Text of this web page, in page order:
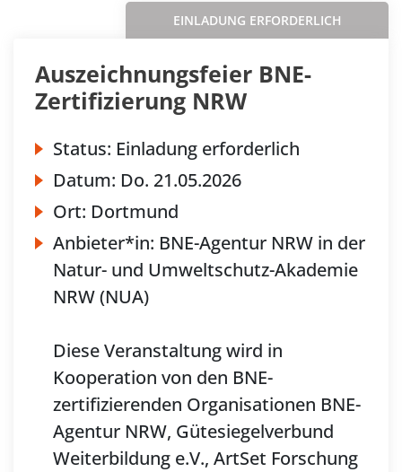
EINLADUNG ERFORDERLICH
Auszeichnungsfeier BNE-
Zertifizierung NRW
Status: Einladung erforderlich
Datum: Do. 21.05.2026
Ort: Dortmund
Anbieter*in: BNE-Agentur NRW in der
Natur- und Umweltschutz-Akademie
NRW (NUA)
Diese Veranstaltung wird in
Kooperation von den BNE-
zertifizierenden Organisationen BNE-
Agentur NRW, Gütesiegelverbund
Weiterbildung e.V., ArtSet Forschung